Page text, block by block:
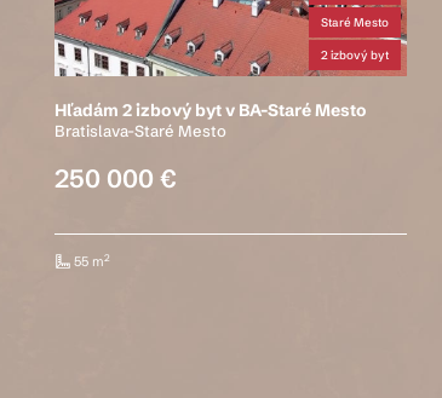
Staré Mesto
2 izbový byt
Hľadám 2 izbový byt v BA-Staré Mesto
Bratislava-Staré Mesto
250 000 €
55 m2